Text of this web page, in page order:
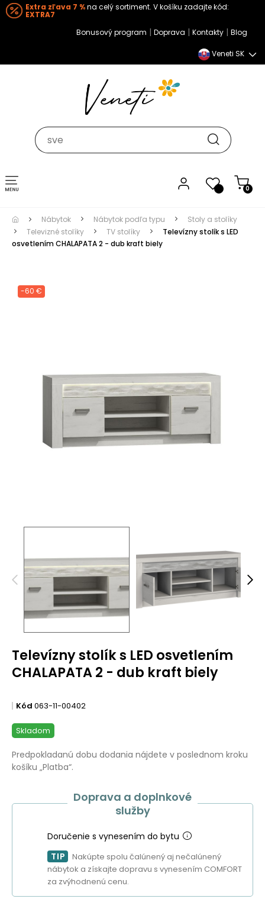
Extra zľava 7 %na celý sortiment. V košíku zadajte kód:
EXTRA7
Bonusový program | Doprava | Kontakty | Blog
Veneti SK
0
Toggle navigation
Nábytok Nábytok podľa typu
Stoly a stolíky
Televizné stolíky
TV stolíky
Televízny stolík s LED
osvetlením CHALAPATA 2 - dub kraft biely
-60 €
Televízny stolík s LED osvetlením
CHALAPATA 2 - dub kraft biely
Kód 063-11-00402
Skladom
Predpokladanú dobu dodania nájdete v poslednom kroku
košíku „Platba“.
Doprava a doplnkové
služby
Doručenie s vynesením do bytu
TIP
Nakúpte spolu čalúnený aj nečalúnený
nábytok a získajte dopravu s vynesením COMFORT
za zvýhodnenú cenu.